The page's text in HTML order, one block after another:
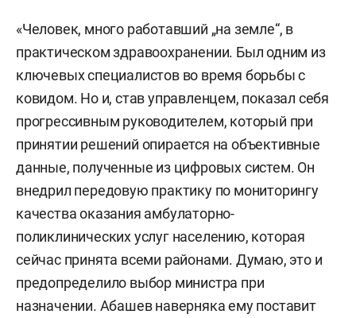
«Человек, много работавший „на земле“, в
практическом здравоохранении. Был одним из
ключевых специалистов во время борьбы с
ковидом. Но и, став управленцем, показал себя
прогрессивным руководителем, который при
принятии решений опирается на объективные
данные, полученные из цифровых систем. Он
внедрил передовую практику по мониторингу
качества оказания амбулаторно-
поликлинических услуг населению, которая
сейчас принята всеми районами. Думаю, это и
предопределило выбор министра при
назначении. Абашев наверняка ему поставит